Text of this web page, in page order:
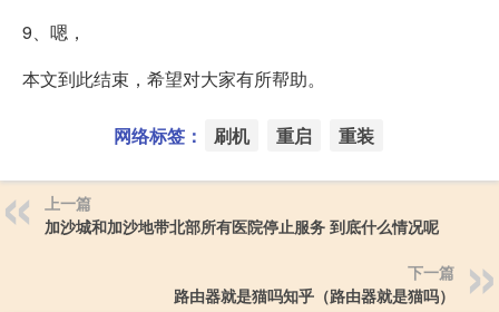
9、嗯，
本文到此结束，希望对大家有所帮助。
网络标签： 刷机 重启 重装
上一篇
加沙城和加沙地带北部所有医院停止服务 到底什么情况呢
下一篇
路由器就是猫吗知乎（路由器就是猫吗）